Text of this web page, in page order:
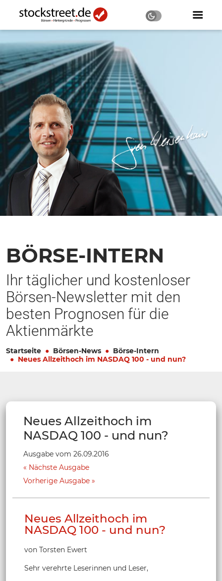
BÖRSE-INTERN
Ihr täglicher und kostenloser
Börsen-Newsletter mit den
besten Prognosen für die
Aktienmärkte
Startseite Börsen-News
Börse-Intern
Neues Allzeithoch im NASDAQ 100 - und nun?
Neues Allzeithoch im
NASDAQ 100 - und nun?
Ausgabe vom 26.09.2016
Nächste Ausgabe
Vorherige Ausgabe
Neues Allzeithoch im
NASDAQ 100 - und nun?
von Torsten Ewert
Sehr verehrte Leserinnen und Leser,